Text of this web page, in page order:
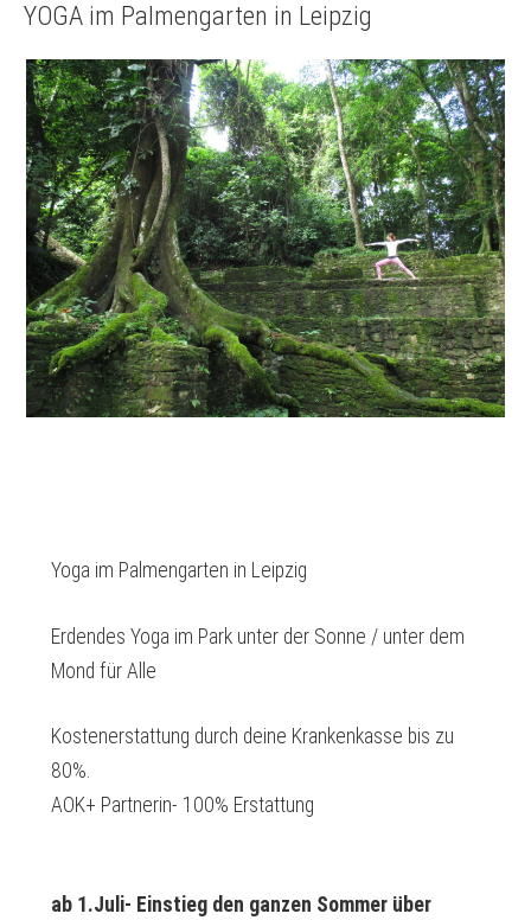
YOGA im Palmengarten in Leipzig
Yoga im Palmengarten in Leipzig
Erdendes Yoga im Park unter der Sonne / unter dem
Mond für Alle
Kostenerstattung durch deine Krankenkasse bis zu
80%.
AOK+ Partnerin- 100% Erstattung
ab 1.Juli- Einstieg den ganzen Sommer über